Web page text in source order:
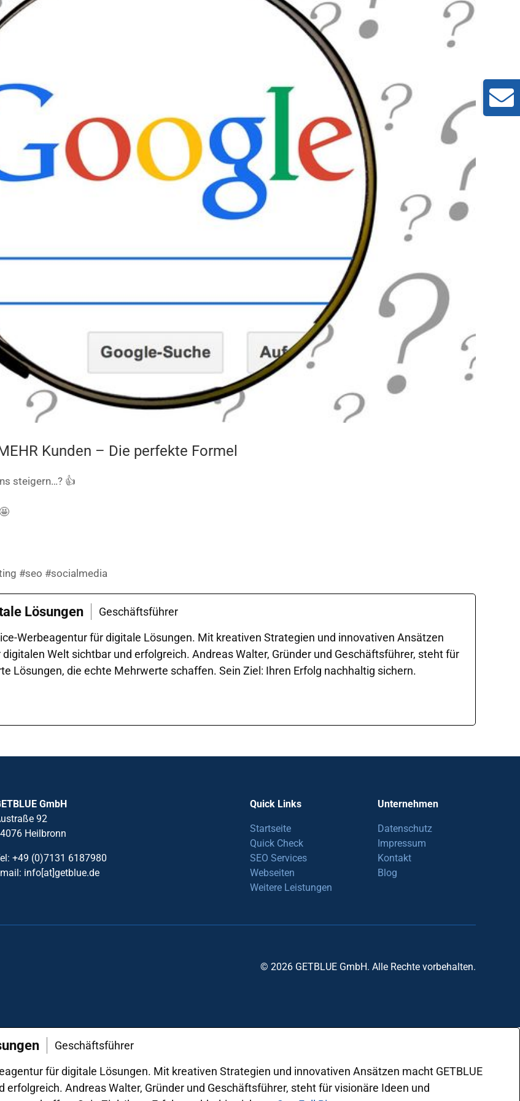
Kunden – Die perfekte Formel
steigern…? 👍
#seo #socialmedia
Lösungen
Geschäftsführer
Werbeagentur für digitale Lösungen. Mit kreativen Strategien und innovativen Ansätzen
Welt sichtbar und erfolgreich. Andreas Walter, Gründer und Geschäftsführer, steht für
Lösungen, die echte Mehrwerte schaffen. Sein Ziel: Ihren Erfolg nachhaltig sichern.
GmbH
92
Heilbronn
+49 (0)7131 6187980
info[at]getblue.de
Quick Links
Startseite
Quick Check
SEO Services
Webseiten
Weitere Leistungen
Unternehmen
Datenschutz
Impressum
Kontakt
Blog
© 2026 GETBLUE GmbH. Alle Rechte vorbehalten.
Geschäftsführer
für digitale Lösungen. Mit kreativen Strategien und innovativen Ansätzen macht GETBLUE
Andreas Walter, Gründer und Geschäftsführer, steht für visionäre Ideen und
Toggle
Sliding
Bar